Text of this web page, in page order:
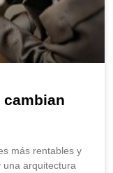
más rentables y
una arquitectura